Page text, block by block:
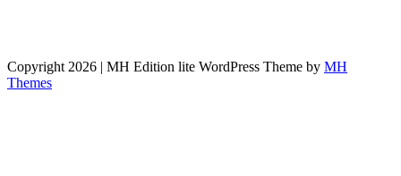
Copyright 2026 | MH Edition lite WordPress Theme by MH
Themes